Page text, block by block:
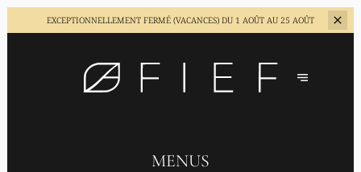
EXCEPTIONNELLEMENT FERMÉ (VACANCES) DU 1 AOÛT AU 25 AOÛT
MENUS